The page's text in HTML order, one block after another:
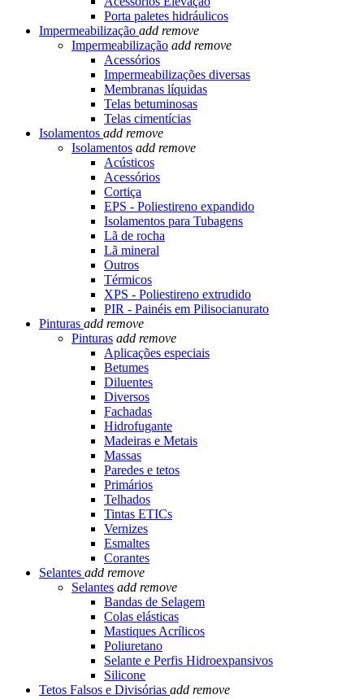
Porta paletes hidráulicos
Impermeabilização add remove
Impermeabilização add remove
Acessórios
Impermeabilizações diversas
Membranas líquidas
Telas betuminosas
Telas cimentícias
Isolamentos add remove
Isolamentos add remove
Acústicos
Acessórios
Cortiça
EPS - Poliestireno expandido
Isolamentos para Tubagens
Lã de rocha
Lã mineral
Outros
Térmicos
XPS - Poliestireno extrudido
PIR - Painéis em Pilisocianurato
Pinturas add remove
Pinturas add remove
Aplicações especiais
Betumes
Diluentes
Diversos
Fachadas
Hidrofugante
Madeiras e Metais
Massas
Paredes e tetos
Primários
Telhados
Tintas ETICs
Vernizes
Esmaltes
Corantes
Selantes add remove
Selantes add remove
Bandas de Selagem
Colas elásticas
Mastiques Acrílicos
Poliuretano
Selante e Perfis Hidroexpansivos
Silicone
Tetos Falsos e Divisórias add remove